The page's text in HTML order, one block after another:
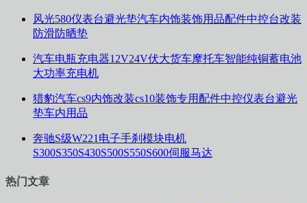
风光580仪表台避光垫汽车内饰装饰用品配件中控台改装
防滑防晒垫
汽车电瓶充电器12V24V伏大货车摩托车智能纯铜蓄电池
大功率充电机
猎豹汽车cs9内饰改装cs10装饰专用配件中控仪表台避光
垫车内用品
奔驰S级W221电子手刹模块电机
S300S350S430S500S550S600伺服马达
热门文章